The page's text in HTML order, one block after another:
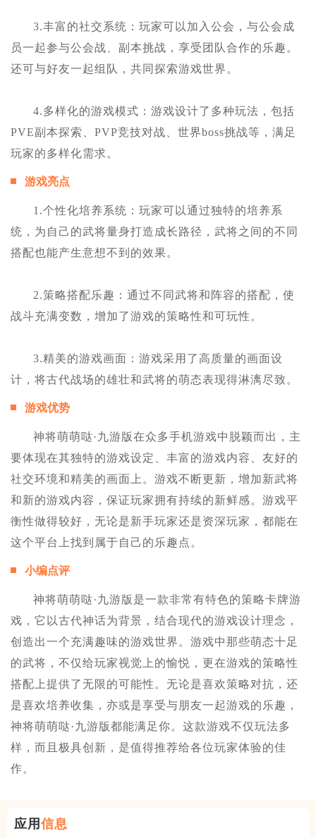
3.丰富的社交系统：玩家可以加入公会，与公会成
员一起参与公会战、副本挑战，享受团队合作的乐趣。
还可与好友一起组队，共同探索游戏世界。
4.多样化的游戏模式：游戏设计了多种玩法，包括
PVE副本探索、PVP竞技对战、世界boss挑战等，满足
玩家的多样化需求。
游戏亮点
1.个性化培养系统：玩家可以通过独特的培养系
统，为自己的武将量身打造成长路径，武将之间的不同
搭配也能产生意想不到的效果。
2.策略搭配乐趣：通过不同武将和阵容的搭配，使
战斗充满变数，增加了游戏的策略性和可玩性。
3.精美的游戏画面：游戏采用了高质量的画面设
计，将古代战场的雄壮和武将的萌态表现得淋漓尽致。
游戏优势
神将萌萌哒·九游版在众多手机游戏中脱颖而出，主
要体现在其独特的游戏设定、丰富的游戏内容、友好的
社交环境和精美的画面上。游戏不断更新，增加新武将
和新的游戏内容，保证玩家拥有持续的新鲜感。游戏平
衡性做得较好，无论是新手玩家还是资深玩家，都能在
这个平台上找到属于自己的乐趣点。
小编点评
神将萌萌哒·九游版是一款非常有特色的策略卡牌游
戏，它以古代神话为背景，结合现代的游戏设计理念，
创造出一个充满趣味的游戏世界。游戏中那些萌态十足
的武将，不仅给玩家视觉上的愉悦，更在游戏的策略性
搭配上提供了无限的可能性。无论是喜欢策略对抗，还
是喜欢培养收集，亦或是享受与朋友一起游戏的乐趣，
神将萌萌哒·九游版都能满足你。这款游戏不仅玩法多
样，而且极具创新，是值得推荐给各位玩家体验的佳
作。
应用 信息